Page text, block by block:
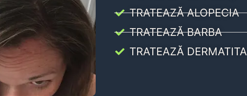
TRATEAZĂ ALOPECIA
TRATEAZĂ BARBA
TRATEAZĂ DERMATITA